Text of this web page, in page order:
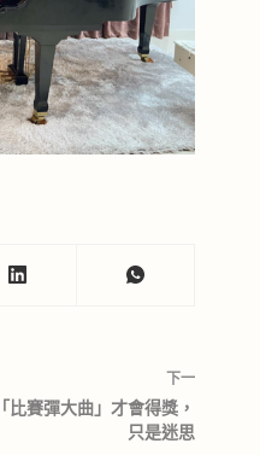
下一
「比賽彈大曲」才會得獎，
只是迷思